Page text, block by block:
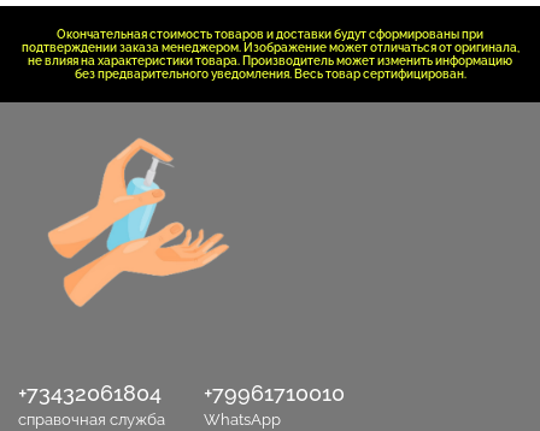
Окончательная стоимость товаров и доставки будут сформированы при
подтверждении заказа менеджером. Изображение может отличаться от оригинала,
не влияя на характеристики товара. Производитель может изменить информацию
без предварительного уведомления. Весь товар сертифицирован.
+73432061804
справочная служба
+79961710010
WhatsApp